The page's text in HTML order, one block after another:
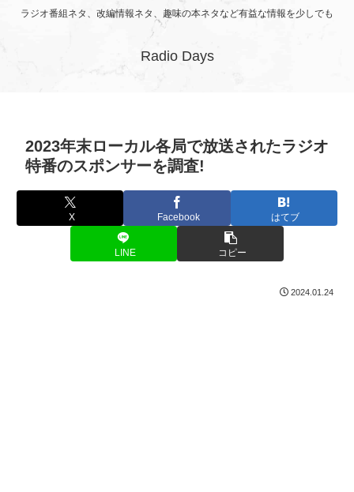
ラジオ番組ネタ、改編情報ネタ、趣味の本ネタなど有益な情報を少しでも
Radio Days
2023年末ローカル各局で放送されたラジオ
特番のスポンサーを調査!
X Facebook はてブ
LINE コピー
2024.01.24